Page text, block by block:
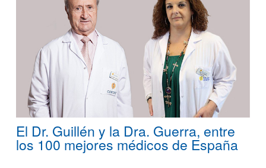
El Dr. Guillén y la Dra. Guerra, entre
los 100 mejores médicos de España